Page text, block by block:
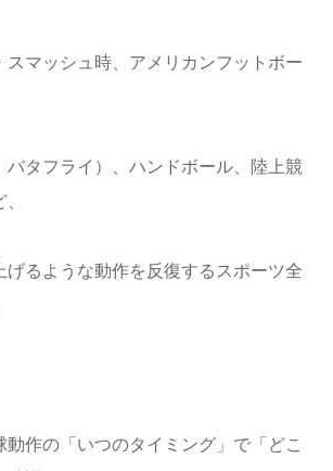
スマッシュ時、アメリカンフットボー
バタフライ）、ハンドボール、陸上競
げるような動作を反復するスポーツ全
動作の「いつのタイミング」で「どこ